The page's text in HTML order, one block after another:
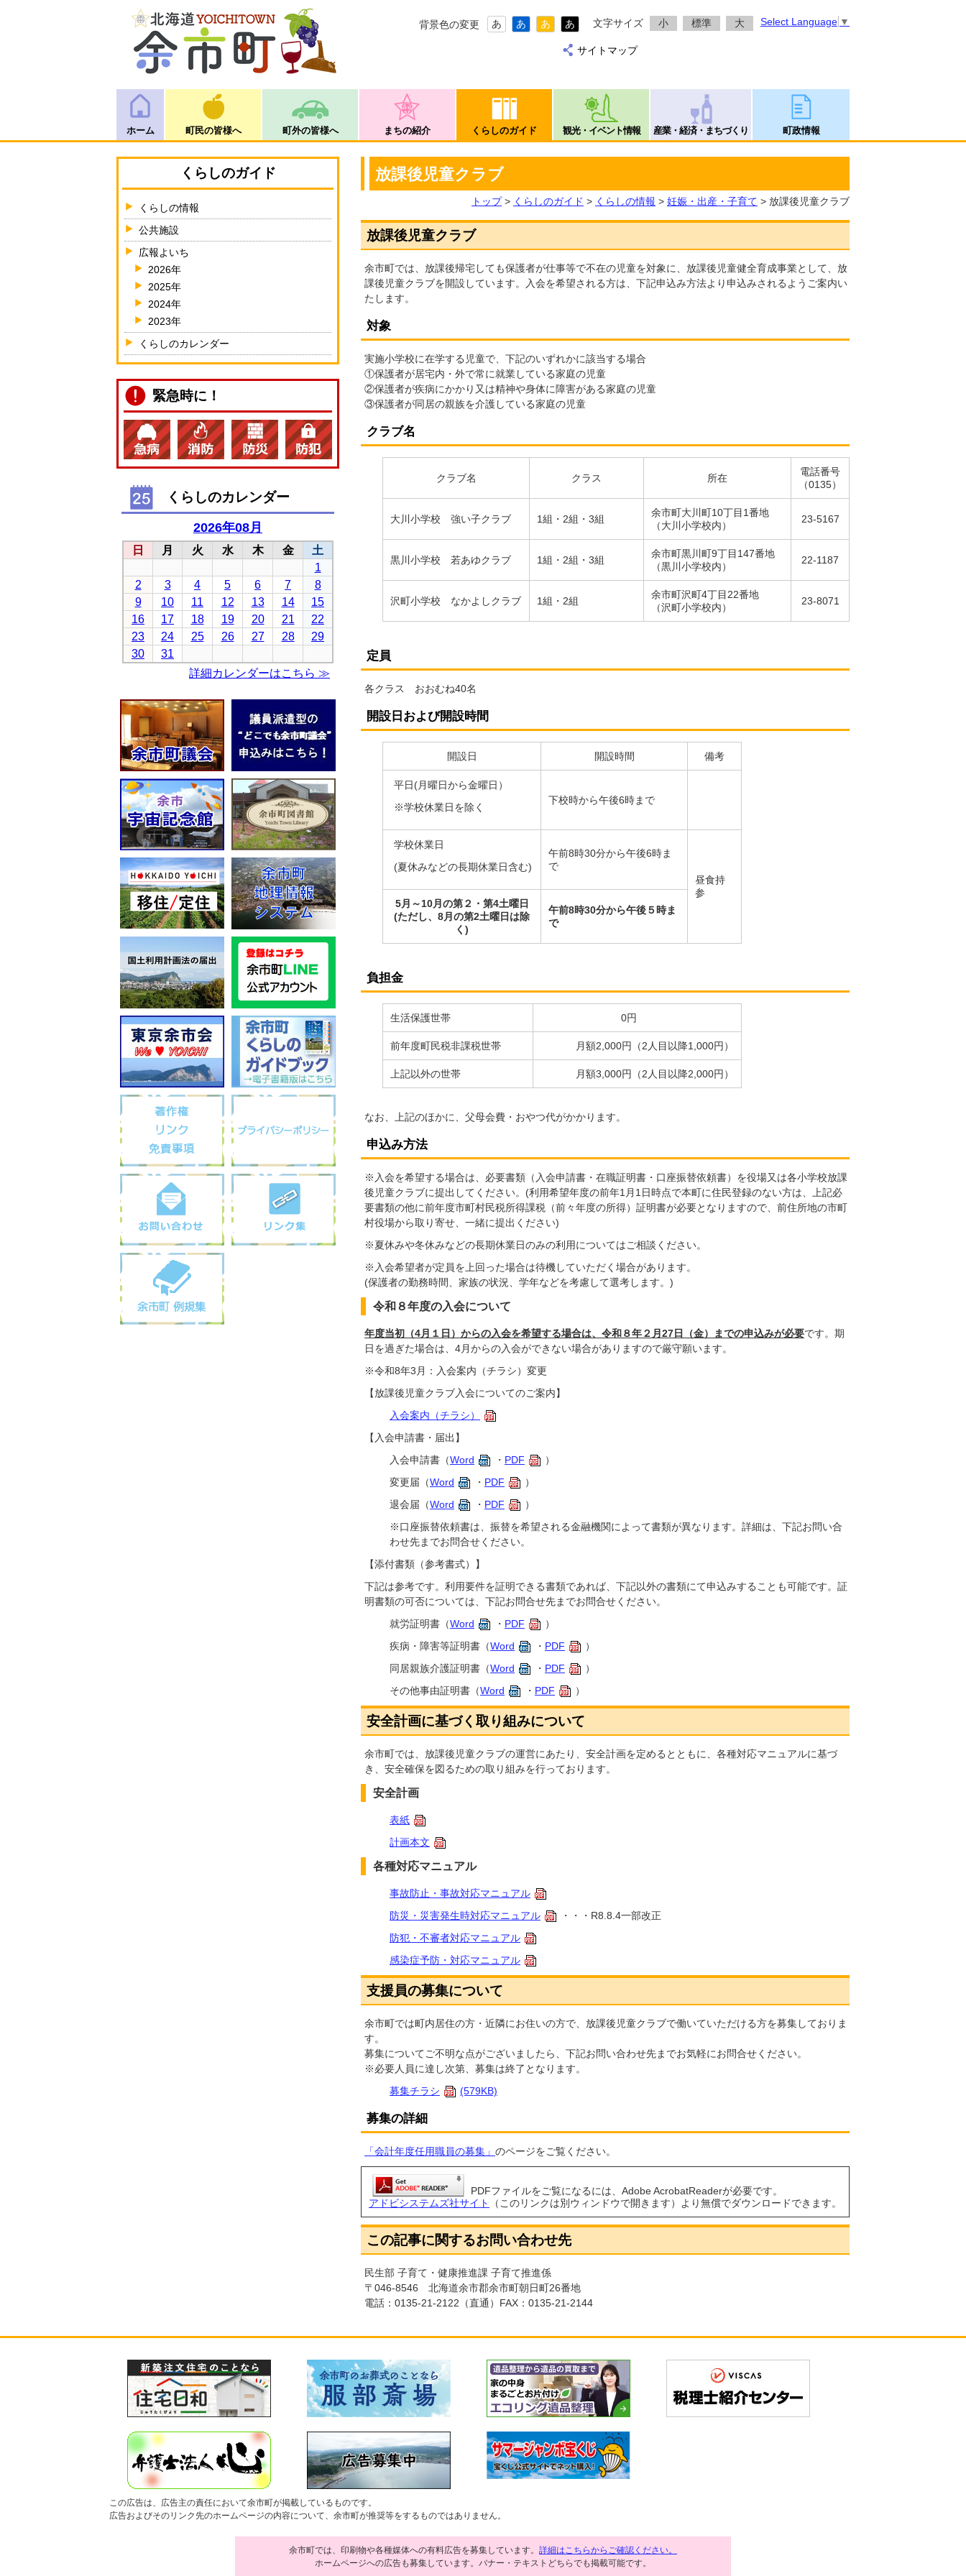
背景色の変更 あ あ あ あ 文字サイズ 小 標準 大 Select Language ▼
サイトマップ
ホーム 町民の皆様へ 町外の皆様へ まちの紹介 くらしのガイド 観光・イベント情報 産業・経済・まちづくり 町政情報
放課後児童クラブ
トップ> くらしのガイド > くらしの情報 > 妊娠・出産・子育て > 放課後児童クラブ
放課後児童クラブ
余市町では、放課後帰宅しても保護者が仕事等で不在の児童を対象に、放課後児童健全育成事業として、放
課後児童クラブを開設しています。入会を希望される方は、下記申込み方法より申込みされるようご案内い
たします。
対象
実施小学校に在学する児童で、下記のいずれかに該当する場合
①保護者が居宅内・外で常に就業している家庭の児童
②保護者が疾病にかかり又は精神や身体に障害がある家庭の児童
③保護者が同居の親族を介護している家庭の児童
クラブ名
クラブ名 クラス 所在
電話番号
（0135）
大川小学校 強い子クラブ 1組・2組・3組
余市町大川町10丁目1番地
（大川小学校内）
23-5167
黒川小学校 若あゆクラブ 1組・2組・3組
余市町黒川町9丁目147番地
（黒川小学校内）
22-1187
沢町小学校 なかよしクラブ 1組・2組
余市町沢町4丁目22番地
（沢町小学校内）
23-8071
定員
各クラス おおむね40名
開設日および開設時間
開設日 開設時間 備考
平日(月曜日から金曜日）
※学校休業日を除く
下校時から午後6時まで
学校休業日
(夏休みなどの長期休業日含む)
午前8時30分から午後6時ま
で
昼食持
参
5月～10月の第２・第4土曜日
(ただし、8月の第2土曜日は除
く)
午前8時30分から午後５時ま
で
負担金
生活保護世帯 0円
前年度町民税非課税世帯 月額2,000円（2人目以降1,000円）
上記以外の世帯 月額3,000円（2人目以降2,000円）
なお、上記のほかに、父母会費・おやつ代がかかります。
申込み方法
※入会を希望する場合は、必要書類（入会申請書・在職証明書・口座振替依頼書）を役場又は各小学校放課
後児童クラブに提出してください。(利用希望年度の前年1月1日時点で本町に住民登録のない方は、上記必
要書類の他に前年度市町村民税所得課税（前々年度の所得）証明書が必要となりますので、前住所地の市町
村役場から取り寄せ、一緒に提出ください)
※夏休みや冬休みなどの長期休業日のみの利用についてはご相談ください。
※入会希望者が定員を上回った場合は待機していただく場合があります。
(保護者の勤務時間、家族の状況、学年などを考慮して選考します。)
令和８年度の入会について
年度当初（4月１日）からの入会を希望する場合は、令和８年２月27日（金）までの申込みが必要です。期
日を過ぎた場合は、4月からの入会ができない場合がありますので厳守願います。
※令和8年3月：入会案内（チラシ）変更
【放課後児童クラブ入会についてのご案内】
入会案内（チラシ）
【入会申請書・届出】
入会申請書（Word ・ PDF
）
変更届（Word ・ PDF
）
退会届（Word ・ PDF
）
※口座振替依頼書は、振替を希望される金融機関によって書類が異なります。詳細は、下記お問い合
わせ先までお問合せください。
【添付書類（参考書式）】
下記は参考です。利用要件を証明できる書類であれば、下記以外の書類にて申込みすることも可能です。証
明書類の可否については、下記お問合せ先までお問合せください。
就労証明書（Word ・ PDF
）
疾病・障害等証明書（Word ・ PDF
）
同居親族介護証明書（Word ・ PDF
）
その他事由証明書（Word ・ PDF ）
安全計画に基づく取り組みについて
余市町では、放課後児童クラブの運営にあたり、安全計画を定めるとともに、各種対応マニュアルに基づ
き、安全確保を図るための取り組みを行っております。
安全計画
表紙
計画本文
各種対応マニュアル
事故防止・事故対応マニュアル
防災・災害発生時対応マニュアル
・・・R8.8.4一部改正
防犯・不審者対応マニュアル
感染症予防・対応マニュアル
支援員の募集について
余市町では町内居住の方・近隣にお住いの方で、放課後児童クラブで働いていただける方を募集しておりま
す。
募集についてご不明な点がございましたら、下記お問い合わせ先までお気軽にお問合せください。
※必要人員に達し次第、募集は終了となります。
募集チラシ
(579KB)
募集の詳細
「会計年度任用職員の募集」 のページをご覧ください。
PDFファイルをご覧になるには、Adobe AcrobatReaderが必要です。
アドビシステムズ社サイト
（このリンクは別ウィンドウで開きます）より無償でダウンロードできます。
この記事に関するお問い合わせ先
民生部 子育て・健康推進課 子育て推進係
〒046-8546 北海道余市郡余市町朝日町26番地
電話： 0135-21-2122 （直通）FAX：0135-21-2144
くらしのガイド
くらしの情報
公共施設
広報よいち
2026年
2025年
2024年
2023年
くらしのカレンダー
緊急時に！
くらしのカレンダー
この広告は、広告主の責任において余市町が掲載しているものです。
広告およびそのリンク先のホームページの内容について、余市町が推奨等をするものではありません。
余市町では、印刷物や各種媒体への有料広告を募集しています。 詳細はこちらからご確認ください。
ホームページへの広告も募集しています。バナー・テキストどちらでも掲載可能です。